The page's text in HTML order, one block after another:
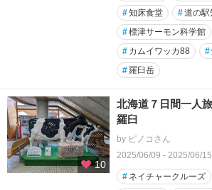
#知床食堂 #道の駅
#標津サーモン科学館
# カムイワッカ88 #
#羅臼岳
10
北海道７日間一人
羅臼
by ピノコさん
2025/06/09 - 2025/06/15
# ネイチャークルーズ